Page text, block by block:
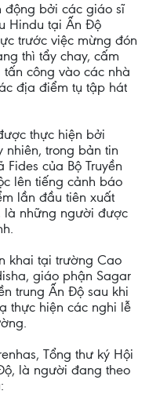
động bởi các giáo sĩ
Hindu tại Ấn Độ
trước việc mừng đón
thì tẩy chay, cấm
công vào các nhà
địa điểm tụ tập hát
thực hiện bởi
nhiên, trong bản tin
của Bộ Truyền
lên tiếng cảnh báo
lần đầu tiên xuất
là những người được
khai tại trường Cao
giáo phận Sagar
trung Ấn Độ sau khi
thực hiện các nghi lễ
Tổng thư ký Hội
là người đang theo